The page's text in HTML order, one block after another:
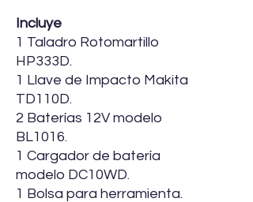
Incluye
1 Taladro Rotomartillo
HP333D.
1 Llave de Impacto Makita
TD110D.
2 Baterías 12V modelo
BL1016.
1 Cargador de batería
modelo DC10WD.
1 Bolsa para herramienta.